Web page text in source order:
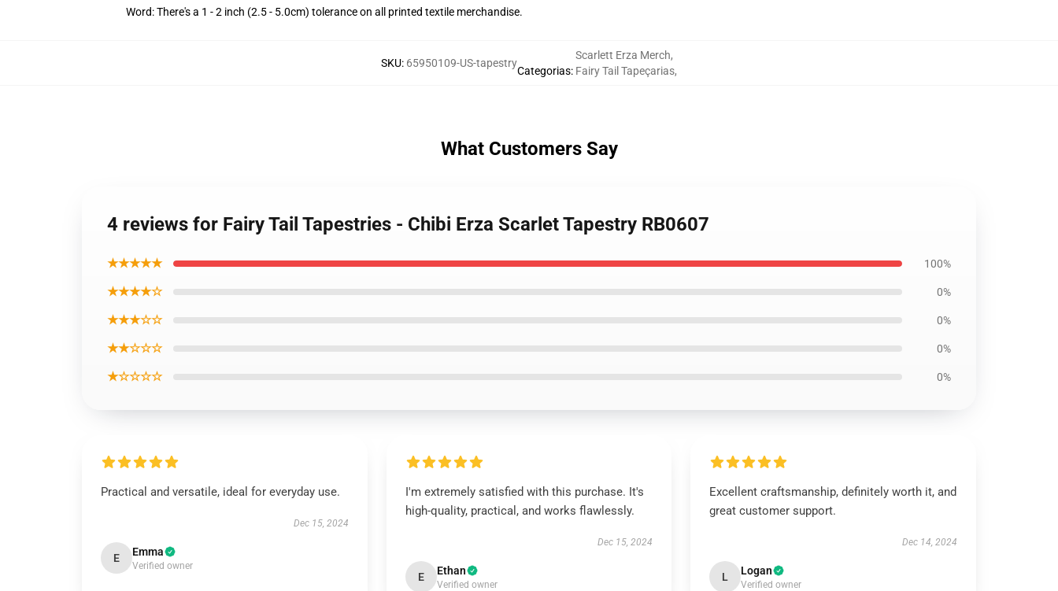
Word: There's a 1 - 2 inch (2.5 - 5.0cm) tolerance on all printed textile merchandise.
SKU: 65950109-US-tapestry
Categorias:
Scarlett Erza Merch,
Fairy Tail Tapeçarias,
What Customers Say
4 reviews for Fairy Tail Tapestries - Chibi Erza Scarlet Tapestry RB0607
★★★★★ 100%
★★★★☆ 0%
★★★☆☆ 0%
★★☆☆☆ 0%
★☆☆☆☆ 0%
Practical and versatile, ideal for everyday use.
Dec 15, 2024
E Emma
Verified owner
I'm extremely satisfied with this purchase. It's
high-quality, practical, and works flawlessly.
Dec 15, 2024
E Ethan
Verified owner
Excellent craftsmanship, definitely worth it, and
great customer support.
Dec 14, 2024
L Logan
Verified owner